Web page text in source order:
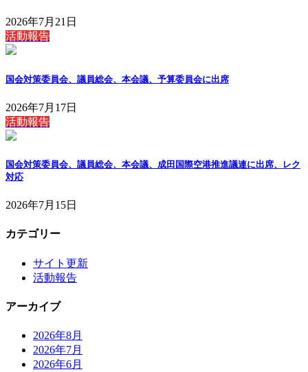
2026年7月21日
活動報告
国会対策委員会、議員総会、本会議、予算委員会に出席
2026年7月17日
活動報告
国会対策委員会、議員総会、本会議、成田国際空港推進議連に出席、レク
対応
2026年7月15日
カテゴリー
サイト更新
活動報告
アーカイブ
2026年8月
2026年7月
2026年6月